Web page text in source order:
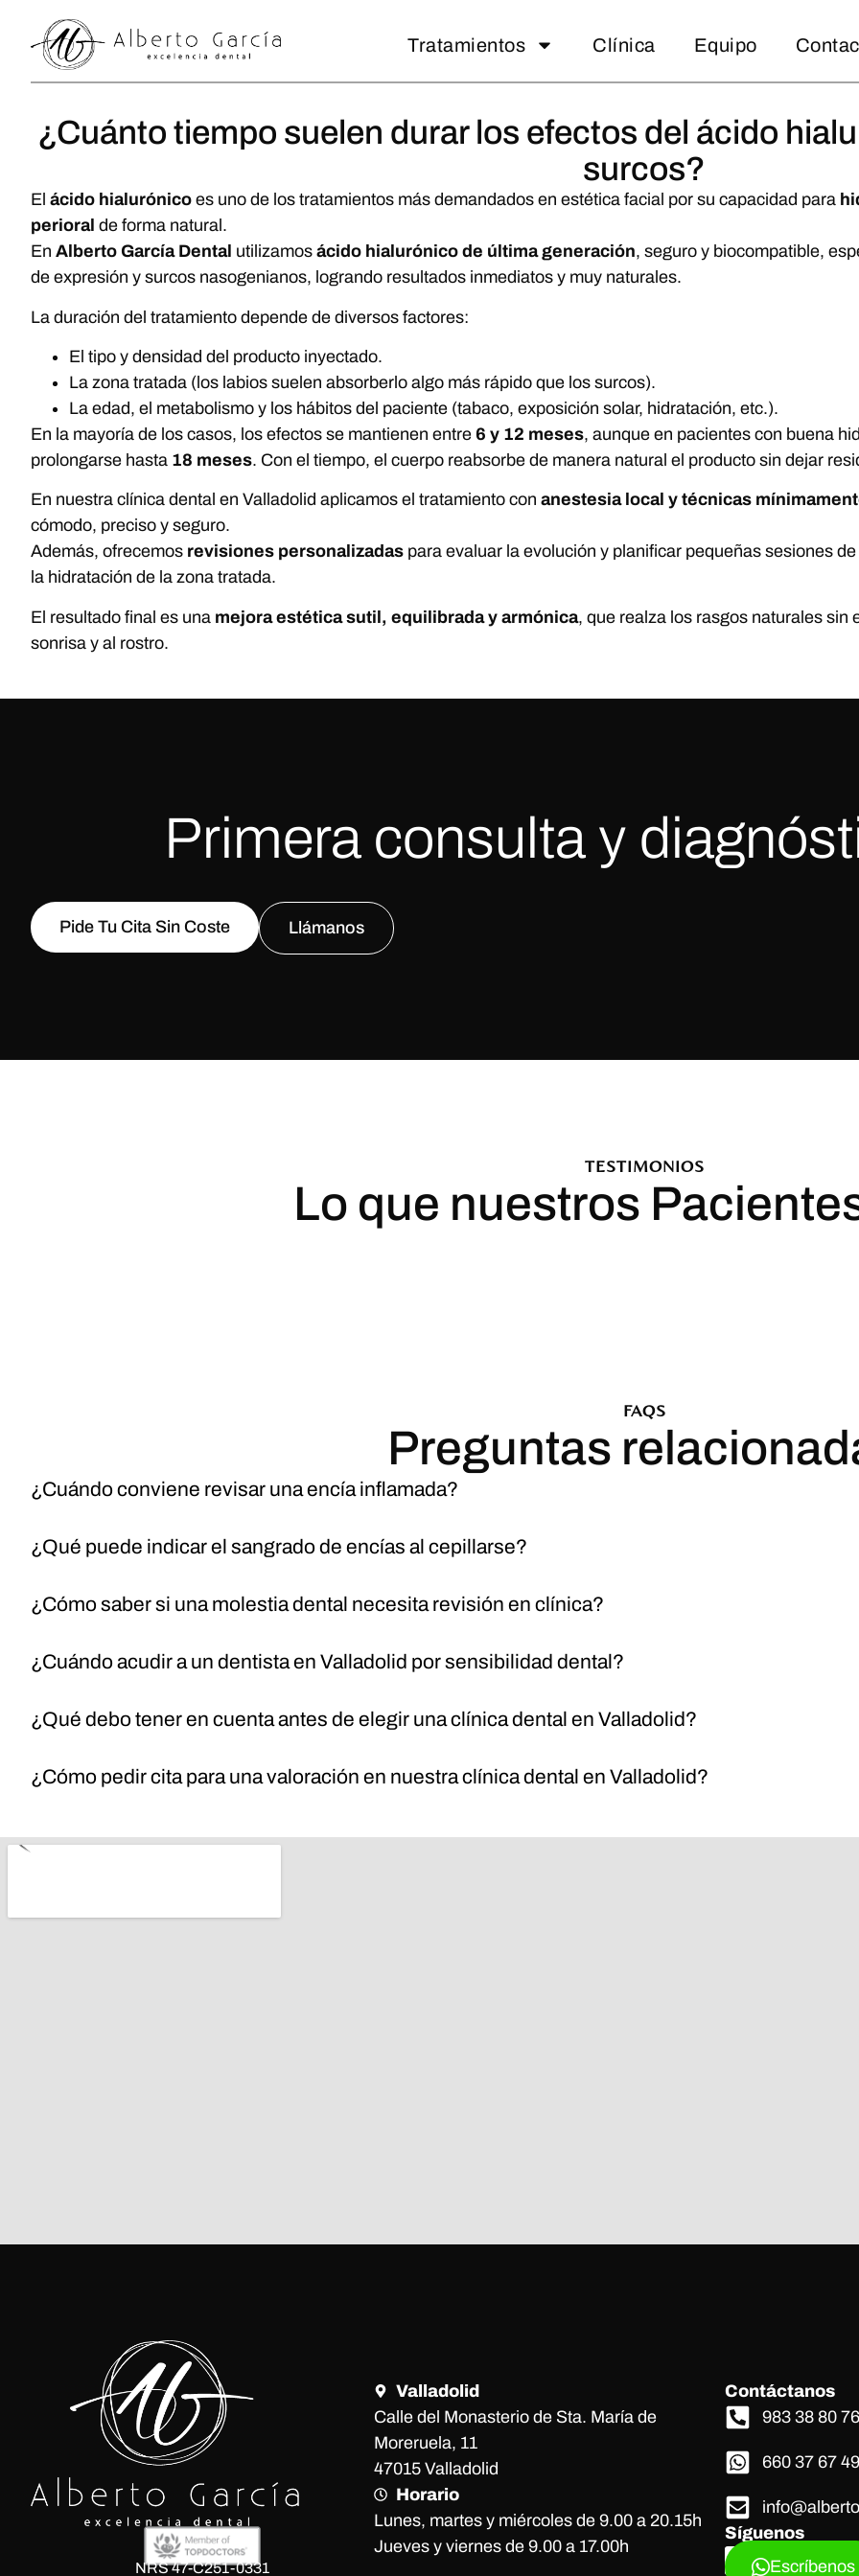
Tratamientos Clínica Equipo
¿Cuánto tiempo suelen durar los efectos del ácido
surcos?
El ácido hialurónico es uno de los tratamientos más demandados en estética facial por su capacidad para
perioral de forma natural.
En Alberto García Dental utilizamos ácido hialurónico de última generación, seguro y biocompatible,
de expresión y surcos nasogenianos, logrando resultados inmediatos y muy naturales.
La duración del tratamiento depende de diversos factores:
El tipo y densidad del producto inyectado.
La zona tratada (los labios suelen absorberlo algo más rápido que los surcos).
La edad, el metabolismo y los hábitos del paciente (tabaco, exposición solar, hidratación, etc.).
En la mayoría de los casos, los efectos se mantienen entre 6 y 12 meses, aunque en pacientes con buena
prolongarse hasta 18 meses. Con el tiempo, el cuerpo reabsorbe de manera natural el producto sin dejar
En nuestra clínica dental en Valladolid aplicamos el tratamiento con anestesia local y técnicas
cómodo, preciso y seguro.
Además, ofrecemos revisiones personalizadas para evaluar la evolución y planificar pequeñas sesiones
la hidratación de la zona tratada.
El resultado final es una mejora estética sutil, equilibrada y armónica, que realza los rasgos naturales sin
sonrisa y al rostro.
Primera consulta y
Pide Tu Cita Sin Coste Llámanos
TESTIMONIOS
Lo que nuestros
FAQS
Preguntas
¿Cuándo conviene revisar una encía inflamada?
¿Qué puede indicar el sangrado de encías al cepillarse?
¿Cómo saber si una molestia dental necesita revisión en clínica?
¿Cuándo acudir a un dentista en Valladolid por sensibilidad dental?
¿Qué debo tener en cuenta antes de elegir una clínica dental en Valladolid?
¿Cómo pedir cita para una valoración en nuestra clínica dental en Valladolid?
NRS 47-C251-0331
Valladolid
Calle del Monasterio de Sta. María de
Moreruela, 11
47015 Valladolid
Horario
Lunes, martes y miércoles de 9.00 a 20.15h
Jueves y viernes de 9.00 a 17.00h
Contáctanos
983 38 80 76
660 37 67 49
Síguenos
Escríbenos